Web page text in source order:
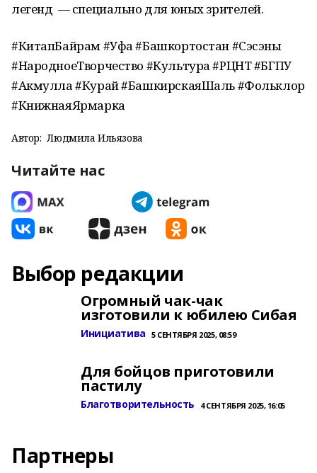
легенд — специально для юных зрителей.
#КитапБайрам #Уфа #Башкортостан #Сэсэны
#НародноеТворчество #Культура #РЦНТ #БГПУ
#Акмулла #Курай #БашкирскаяШаль #Фольклор
#КнижнаяЯрмарка
Автор: Людмила Ильязова
Читайте нас
Выбор редакции
Огромный чак-чак
изготовили к юбилею Сибая
Инициатива 5 СЕНТЯБРЯ 2025, 08:59
Для бойцов приготовили
пастилу
Благотворительность 4 СЕНТЯБРЯ 2025, 16:05
Партнеры